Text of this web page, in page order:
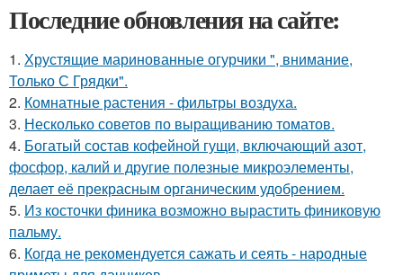
Последние обновления на сайте:
1. Хрустящие маринованные огурчики ", внимание,
Только С Грядки".
2. Комнатные растения - фильтры воздуха.
3. Несколько советов по выращиванию томатов.
4. Богатый состав кофейной гущи, включающий азот,
фосфор, калий и другие полезные микроэлементы,
делает её прекрасным органическим удобрением.
5. Из косточки финика возможно вырастить финиковую
пальму.
6. Когда не рекомендуется сажать и сеять - народные